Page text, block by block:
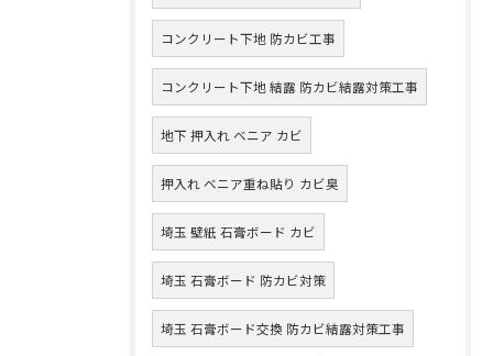
コンクリート下地 防カビ工事
コンクリート下地 結露 防カビ結露対策工事
地下 押入れ ベニア カビ
押入れ ベニア重ね貼り カビ臭
埼玉 壁紙 石膏ボード カビ
埼玉 石膏ボード 防カビ対策
埼玉 石膏ボード交換 防カビ結露対策工事